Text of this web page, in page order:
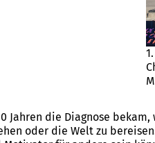
Jahren die Diagnose
oder die Welt zu